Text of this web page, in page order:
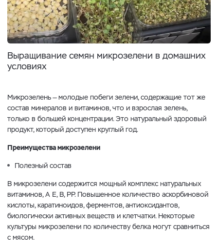
Выращивание семян микрозелени в домашних
условиях
Микрозелень — молодые побеги зелени, содержащие тот же
состав минералов и витаминов, что и взрослая зелень,
только в большей концентрации. Это натуральный здоровый
продукт, который доступен круглый год.
Преимущества микрозелени
Полезный состав
В микрозелени содержится мощный комплекс натуральных
витаминов, А Е, В, PP. Повышенное количество аскорбиновой
кислоты, каратиноидов, ферментов, антиоксидантов,
биологически активных веществ и клетчатки. Некоторые
культуры микрозелени по количеству белка могут сравниться
с мясом.